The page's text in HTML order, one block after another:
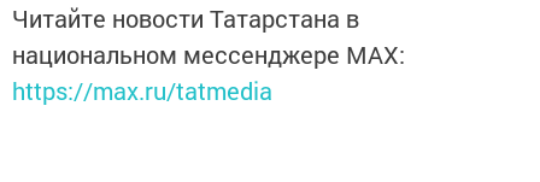
Читайте новости Татарстана в
национальном мессенджере MАХ:
https://max.ru/tatmedia